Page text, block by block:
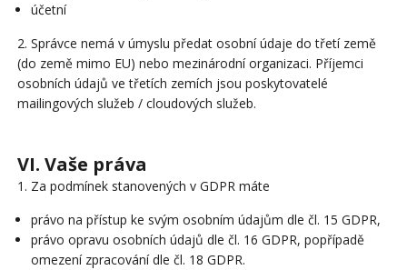
účetní
2. Správce nemá v úmyslu předat osobní údaje do třetí země
(do země mimo EU) nebo mezinárodní organizaci. Příjemci
osobních údajů ve třetích zemích jsou poskytovatelé
mailingových služeb / cloudových služeb.
VI. Vaše práva
1. Za podmínek stanovených v GDPR máte
právo na přístup ke svým osobním údajům dle čl. 15 GDPR,
právo opravu osobních údajů dle čl. 16 GDPR, popřípadě
omezení zpracování dle čl. 18 GDPR.